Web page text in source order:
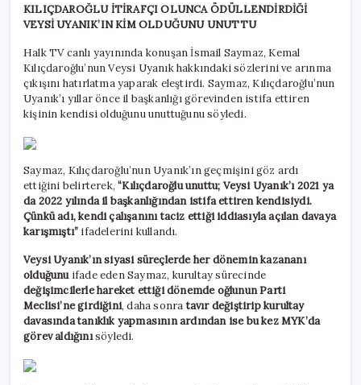
KILIÇDAROĞLU İTİRAFÇI OLUNCA ÖDÜLLENDİRDİĞİ
VEYSİ UYANIK’IN KİM OLDUĞUNU UNUTTU
Halk TV canlı yayınında konuşan İsmail Saymaz, Kemal
Kılıçdaroğlu’nun Veysi Uyanık hakkındaki sözlerini ve arınma
çıkışını hatırlatma yaparak eleştirdi. Saymaz, Kılıçdaroğlu’nun
Uyanık’ı yıllar önce il başkanlığı görevinden istifa ettiren
kişinin kendisi olduğunu unuttuğunu söyledi.
Saymaz, Kılıçdaroğlu’nun Uyanık’ın geçmişini göz ardı
ettiğini belirterek,“Kılıçdaroğlu unuttu; Veysi Uyanık’ı 2021 ya
da 2022 yılında il başkanlığından istifa ettiren kendisiydi.
Çünkü adı, kendi çalışanını taciz ettiği iddiasıyla açılan davaya
karışmıştı” ifadelerini kullandı.
Veysi Uyanık’ın siyasi süreçlerde her dönemin kazananı
olduğunuifade eden Saymaz, kurultay sürecinde
değişimcilerle hareket ettiği dönemde oğlunun Parti
Meclisi’ne girdiğini, daha sonratavır değiştirip kurultay
davasında tanıklık yapmasının ardından ise bu kez MYK’da
görev aldığınısöyledi.